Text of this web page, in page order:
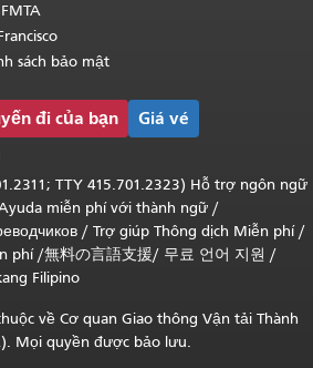
sách bảo mật
đi của bạn Giá vé
TTY 415.701.2323) Hỗ trợ ngôn ngữ
miễn phí với thành ngữ /
/ Trợ giúp Thông dịch Miễn phí/
phí/無料の言語支援/ 무료 언어 지원 /
Filipino
về Cơ quan Giao thông Vận tải Thành
Mọi quyền được bảo lưu.